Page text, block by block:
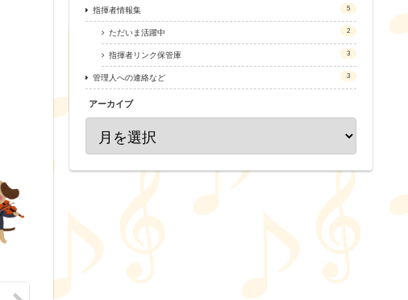
指揮者情報集 5
ただいま活躍中 2
指揮者リンク保管庫 3
管理人への連絡など 3
アーカイブ